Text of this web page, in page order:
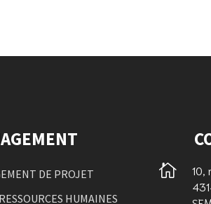
DE PROJET
HUMAINES

10,